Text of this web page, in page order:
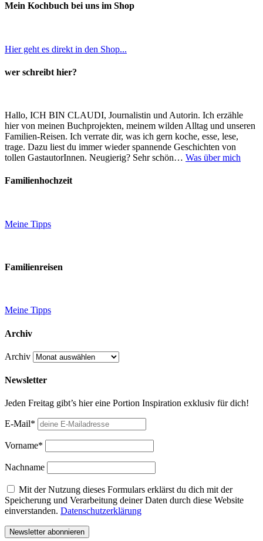
Mein Kochbuch bei uns im Shop
Hier geht es direkt in den Shop...
wer schreibt hier?
Hallo, ICH BIN CLAUDI, Journalistin und Autorin. Ich erzähle
hier von meinen Buchprojekten, meinem wilden Alltag und unseren
Familien-Reisen. Ich verrate dir, was ich gern koche, esse, lese,
trage. Dazu liest du immer wieder spannende Geschichten von
tollen GastautorInnen. Neugierig? Sehr schön… Was über mich
Familienhochzeit
Meine Tipps
Familienreisen
Meine Tipps
Archiv
Archiv
Newsletter
Jeden Freitag gibt’s hier eine Portion Inspiration exklusiv für dich!
E-Mail*
Vorname*
Nachname
Mit der Nutzung dieses Formulars erklärst du dich mit der
Speicherung und Verarbeitung deiner Daten durch diese Website
einverstanden. Datenschutzerklärung